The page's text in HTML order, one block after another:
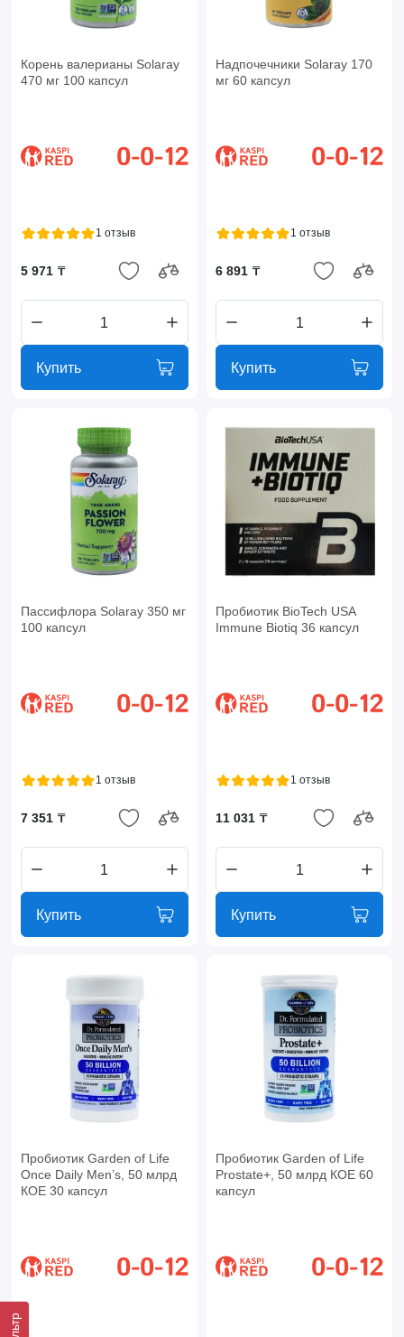
Корень валерианы Solaray
470 мг 100 капсул
1 отзыв
5 971 ₸
Купить
Надпочечники Solaray 170
мг 60 капсул
1 отзыв
6 891 ₸
Купить
Пассифлора Solaray 350 мг
100 капсул
1 отзыв
7 351 ₸
Купить
Пробиотик BioTech USA
Immune Biotiq 36 капсул
1 отзыв
11 031 ₸
Купить
Пробиотик Garden of Life
Once Daily Men’s, 50 млрд
КОЕ 30 капсул
Пробиотик Garden of Life
Prostate+, 50 млрд КОЕ 60
капсул